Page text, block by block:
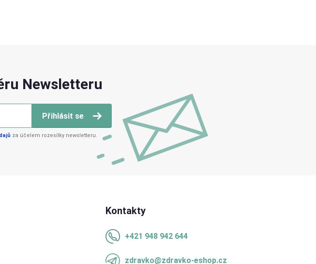
Newsletteru
Přihlásit se
za účelem rozesílky newsletteru.
Kontakty
+421 948 942 644
zdravko@zdravko-eshop.cz